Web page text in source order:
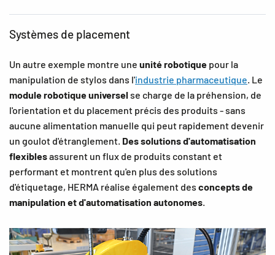
Systèmes de placement
Un autre exemple montre une unité robotique pour la
manipulation de stylos dans l'industrie pharmaceutique. Le
module robotique universel se charge de la préhension, de
l'orientation et du placement précis des produits - sans
aucune alimentation manuelle qui peut rapidement devenir
un goulot d'étranglement. Des solutions d'automatisation
flexiblesassurent un flux de produits constant et
performant et montrent qu'en plus des solutions
d'étiquetage, HERMA réalise également des concepts de
manipulation et d'automatisation autonomes.